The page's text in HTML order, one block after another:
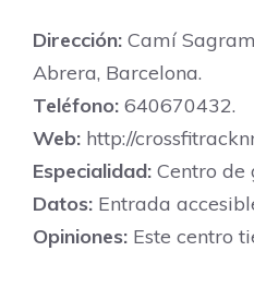
Dirección: Camí
Abrera, Barcelona.
Teléfono: 640670432.
Web: http://
Especialidad: Centro de
Datos: Entrada
Opiniones: Este centro